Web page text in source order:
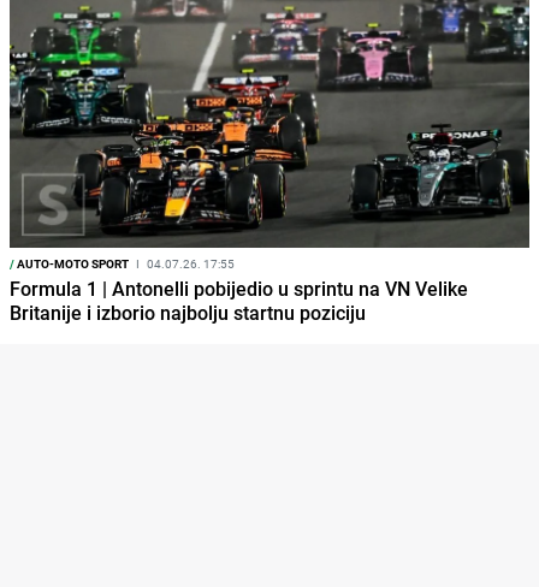
/AUTO-MOTO SPORT I 04.07.26. 17:55
Formula 1 | Antonelli pobijedio u sprintu na VN Velike
Britanije i izborio najbolju startnu poziciju